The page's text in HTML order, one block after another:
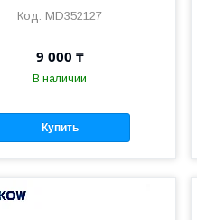
MD352127
9 000 ₸
В наличии
Купить